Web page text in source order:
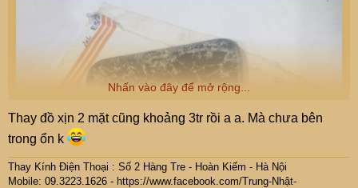
Nhấn vào đây để mở rộng...
Thay đồ xịn 2 mặt cũng khoảng 3tr rồi a a. Mà chưa bên
trong ổn k
Thay Kính Điện Thoại : Số 2 Hàng Tre - Hoàn Kiếm - Hà Nội
Mobile: 09. 3223.1626 - https://www.facebook.com/Trung-Nhật-